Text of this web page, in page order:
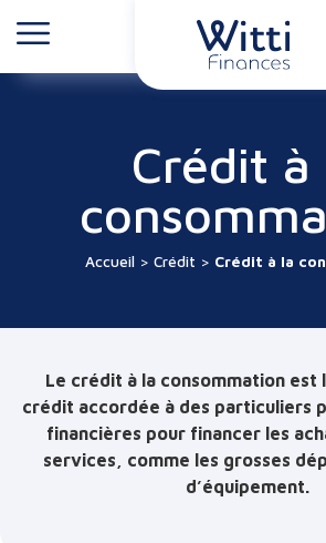
Crédit à
Accueil > Crédit > Crédit à la
Le crédit à la consommation est
crédit accordée à des particuliers
financières pour financer les
services, comme les grosses
d’équipement.